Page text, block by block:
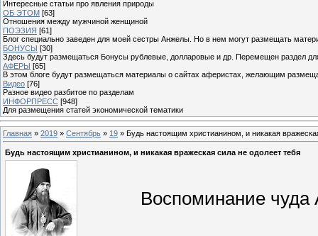
Интересные статьи про явления природы
ОБ ЭТОМ [63]
Отношения между мужчиной женщиной
ПОЭЗИЯ [61]
Блог специально заведен для моей сестры Анжелы. Но в нем могут размещать
БОНУСЫ [30]
Здесь будут размещаться Бонусы рублевые, долларовые и др. Перемещен раздел
АФЕРЫ [65]
В этом блоге будут размещаться материалы о сайтах аферистах, желающим
Видео [76]
Разное видео разбитое по разделам
ИНФОРПРЕСС [948]
Для размещения статей экономической тематики
Главная » 2019 » Сентябрь » 19 » Будь настоящим христианином, и никакая
Будь настоящим христианином, и никакая вражеская сила не одолеет тебя
Воспоминание чуда